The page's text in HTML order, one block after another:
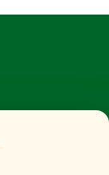
de l'aéroport